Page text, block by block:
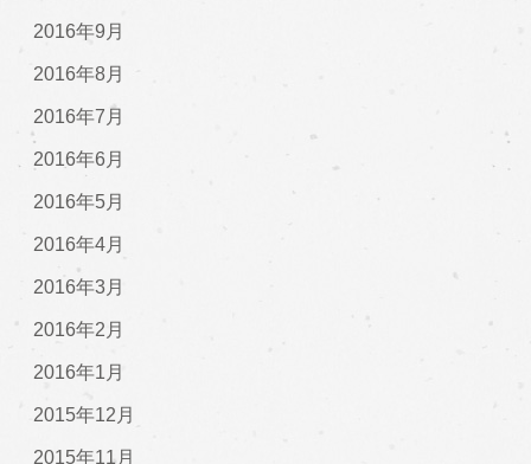
2016年9月
2016年8月
2016年7月
2016年6月
2016年5月
2016年4月
2016年3月
2016年2月
2016年1月
2015年12月
2015年11月